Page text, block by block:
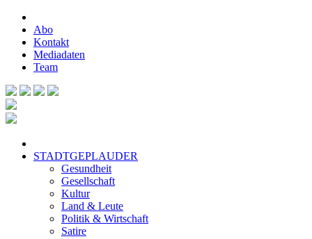
Abo
Kontakt
Mediadaten
Team
STADTGEPLAUDER
Gesundheit
Gesellschaft
Kultur
Land & Leute
Politik & Wirtschaft
Satire